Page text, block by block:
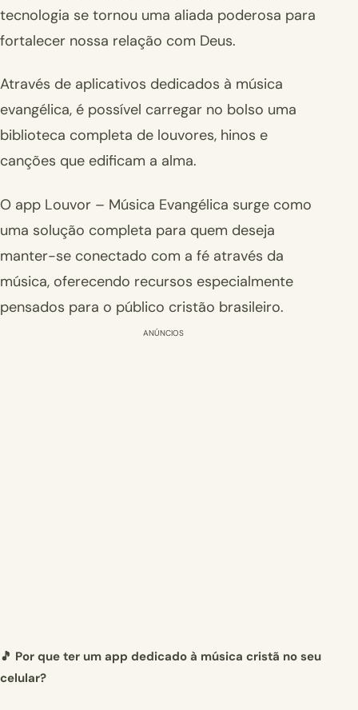
tecnologia se tornou uma aliada poderosa para
fortalecer nossa relação com Deus.
Através de aplicativos dedicados à música
evangélica, é possível carregar no bolso uma
biblioteca completa de louvores, hinos e
canções que edificam a alma.
O app Louvor – Música Evangélica surge como
uma solução completa para quem deseja
manter-se conectado com a fé através da
música, oferecendo recursos especialmente
pensados para o público cristão brasileiro.
ANÚNCIOS
🎵 Por que ter um app dedicado à música cristã no seu
celular?